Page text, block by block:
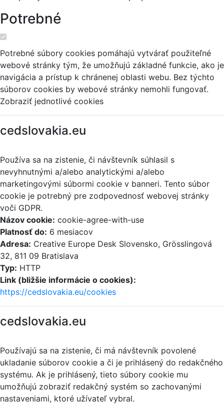
Potrebné
Potrebné súbory cookies pomáhajú vytvárať použiteľné
webové stránky tým, že umožňujú základné funkcie, ako je
navigácia a prístup k chránenej oblasti webu. Bez týchto
súborov cookies by webové stránky nemohli fungovať.
Zobraziť jednotlivé cookies
cedslovakia.eu
Používa sa na zistenie, či návštevník súhlasil s
nevyhnutnými a/alebo analytickými a/alebo
marketingovými súbormi cookie v banneri. Tento súbor
cookie je potrebný pre zodpovednosť webovej stránky
voči GDPR.
Názov cookie: cookie-agree-with-use
Platnosť do: 6 mesiacov
Adresa: Creative Europe Desk Slovensko, Grösslingová
32, 811 09 Bratislava
Typ: HTTP
Link (bližšie informácie o cookies):
https://cedslovakia.eu/cookies
cedslovakia.eu
Používajú sa na zistenie, či má návštevník povolené
ukladanie súborov cookie a či je prihlásený do redakčného
systému. Ak je prihlásený, tieto súbory cookie mu
umožňujú zobraziť redakčný systém so zachovanými
nastaveniami, ktoré užívateľ vybral.